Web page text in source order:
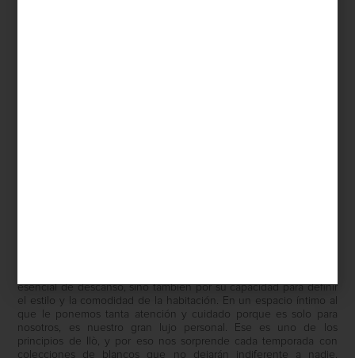
esencial de descanso, sino también por su capacidad para definir
el estilo y la comodidad de la habitación. En un espacio íntimo al
que le ponemos tanta atención y cuidado porque es solo para
nosotros, es nuestro gran lujo personal. Ese es uno de los
principios de Ilò, y por eso nos sorprende cada temporada con
colecciones de blancos que no dejarán indiferente a nadie.